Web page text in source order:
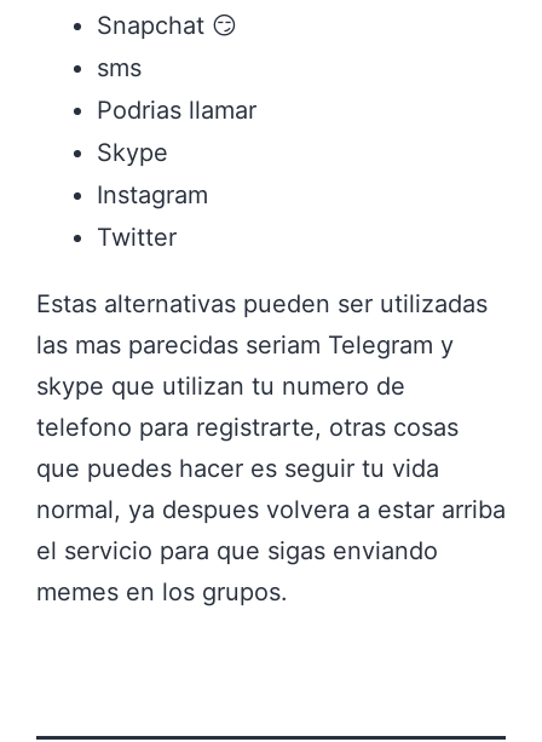
Snapchat 😏
sms
Podrias llamar
Skype
Instagram
Twitter
Estas alternativas pueden ser utilizadas
las mas parecidas seriam Telegram y
skype que utilizan tu numero de
telefono para registrarte, otras cosas
que puedes hacer es seguir tu vida
normal, ya despues volvera a estar arriba
el servicio para que sigas enviando
memes en los grupos.